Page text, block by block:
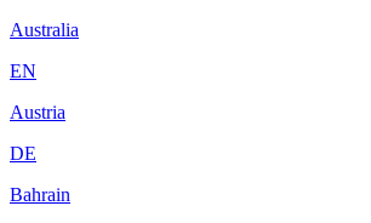
Australia
EN
Austria
DE
Bahrain